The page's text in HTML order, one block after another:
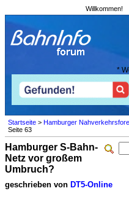
Willkommen!
*
Startseite > Hamburger
Seite 63
Hamburger S-Bahn-
Netz vor großem
Umbruch?
geschrieben von DT5-Online